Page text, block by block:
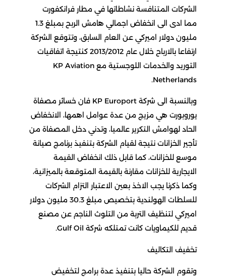
الشركات المتنافسة نشاطاتها في مطار فرانكفورت
مما ادى الى انخفاض اجمالي هامش الربح بمبلغ 1.3
مليون دولار اميركي عن العام السابق، وتتوقع الشركة
ارتفاعا بالارباح خلال عام 2013/2012 كنتيجة اتفاقيات
التوريد والخدمات اللوجستية مع KP Aviation
Netherlands.
وبالنسبة الى شركة KP Europort فان خسائر مصفاة
يوروبورت هي مزيج من عدة عوامل اهمها، الانخفاض
الحاد لهوامش التكرير عالميا، وتدني دخل المصفاة من
تأجير الخزانات نتيجة لقيام الشركة بتنفيذ برنامج صيانة
موسع للخزانات، كما قابل ذلك انخفاض القيمة
الايجارية للخزانات مقارنة بالقيمة المتوقعة بالميزانية،
وكما ذكرنا يجب الاخذ بعين الاعتبار التزام الشركات
للسلطات الهولندية بتخصيص مبلغ 30.3 مليون دولار
اميركي لتنظيف التربة من التلوث الناجم عن مصنع
قديم للكيماويات كانت تمتلكه شركة Gulf Oil.
تخفيف التكاليف
وتقوم الشركة حاليا بتنفيذ عدة برامج لتخفيض